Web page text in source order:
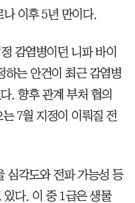
이후 5년 만이다.
감염병이던 니파 바이
하는 안건이 최근 감염병
. 향후 관계 부처 협의
7월 지정이 이뤄질 전
심각도와 전파 가능성 등
있다. 이 중 1급은 생물